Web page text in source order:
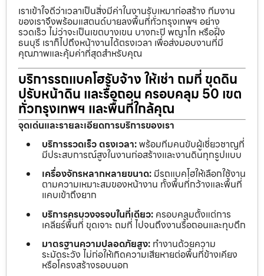
เราเข้าใจดีว่าเวลาเป็นสิ่งมีค่าในงานรับเหมาก่อสร้าง ทีมงาน
ของเราจึงพร้อมแสตนด์บายลงพื้นที่ทั่วกรุงเทพฯ อย่าง
รวดเร็ว ไม่ว่าจะเป็นเขตบางเขน บางกะปิ พญาไท หรือฝั่ง
ธนบุรี เราก็ไปถึงหน้างานได้ตรงเวลา เพื่อส่งมอบงานที่มี
คุณภาพและคุ้มค่าที่สุดสำหรับคุณ
บริการรถแบคโฮรับจ้าง ให้เช่า ถมที่ ขุดดิน
ปรับหน้าดิน และรื้อถอน ครอบคลุม 50 เขต
ทั่วกรุงเทพฯ และพื้นที่ใกล้คุณ
จุดเด่นและรายละเอียดการบริการของเรา
บริการรวดเร็ว ตรงเวลา:พร้อมทีมคนขับผู้เชี่ยวชาญที่
มีประสบการณ์สูงในงานก่อสร้างและงานดินทุกรูปแบบ
เครื่องจักรหลากหลายขนาด: มีรถแบคโฮให้เลือกใช้งาน
ตามความเหมาะสมของหน้างาน ทั้งพื้นที่กว้างและพื้นที่
แคบเข้าถึงยาก
บริการครบวงจรจบในที่เดียว: ครอบคลุมตั้งแต่การ
เคลียร์พื้นที่ ขุดเจาะ ถมที่ ไปจนถึงงานรื้อถอนและทุบตึก
มาตรฐานความปลอดภัยสูง: ทำงานด้วยความ
ระมัดระวัง ไม่ก่อให้เกิดความเสียหายต่อพื้นที่ข้างเคียง
หรือโครงสร้างรอบนอก